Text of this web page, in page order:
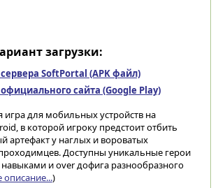
загрузки:
SoftPortal (APK файл)
сайта (Google Play)
для мобильных устройств на
в которой игроку предстоит отбить
артефакт у наглых и вороватых
Доступны уникальные герои
и over дофига разнообразного
описание...)